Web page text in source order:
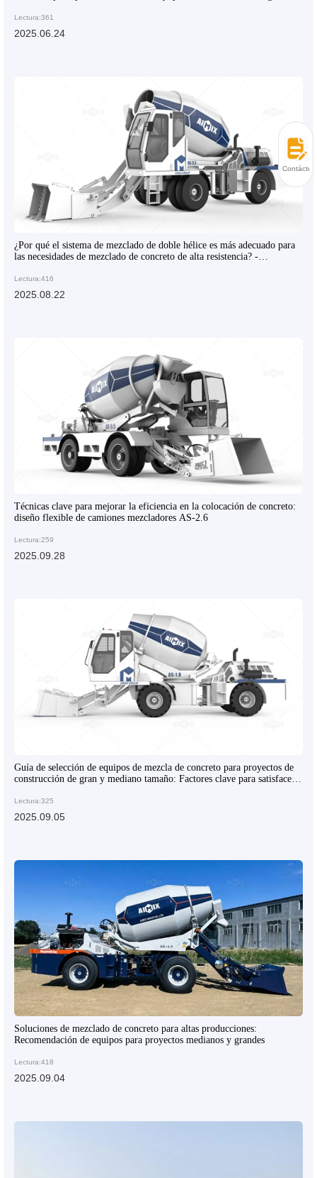
Lectura:361
2025.06.24
¿Por qué el sistema de mezclado de doble hélice es más adecuado para
las necesidades de mezclado de concreto de alta resistencia? -
Lectura:416
2025.08.22
Técnicas clave para mejorar la eficiencia en la colocación de concreto:
diseño flexible de camiones mezcladores AS-2.6
Lectura:259
2025.09.28
Guía de selección de equipos de mezcla de concreto para proyectos de
construcción de gran y mediano tamaño: Factores clave para satisfacer
Lectura:325
2025.09.05
Soluciones de mezclado de concreto para altas producciones:
Recomendación de equipos para proyectos medianos y grandes
Lectura:418
2025.09.04